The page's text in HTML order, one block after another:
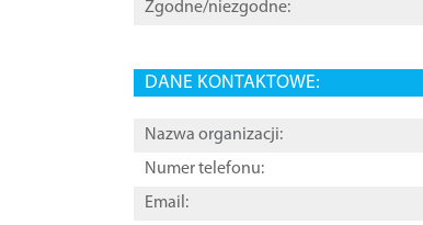
Zgodne/niezgodne:
DANE KONTAKTOWE:
Nazwa organizacji:
Numer telefonu:
Email: